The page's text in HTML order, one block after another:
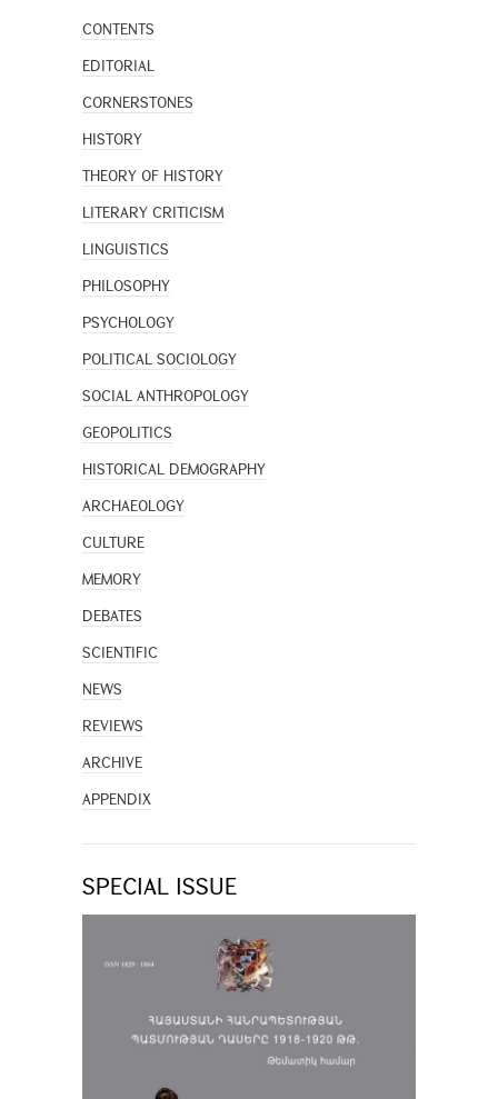
CONTENTS
EDITORIAL
CORNERSTONES
HISTORY
THEORY OF HISTORY
LITERARY CRITICISM
LINGUISTICS
PHILOSOPHY
PSYCHOLOGY
POLITICAL SOCIOLOGY
SOCIAL ANTHROPOLOGY
GEOPOLITICS
HISTORICAL DEMOGRAPHY
ARCHAEOLOGY
CULTURE
MEMORY
DEBATES
SCIENTIFIC
NEWS
REVIEWS
ARCHIVE
APPENDIX
SPECIAL ISSUE